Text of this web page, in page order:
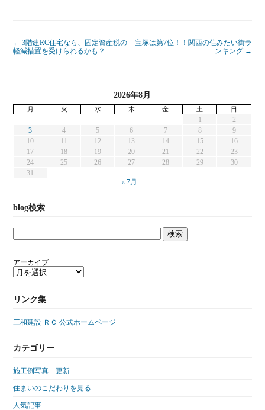
← 3階建RC住宅なら、固定資産税の
軽減措置を受けられるかも？
宝塚は第7位！！関西の住みたい街ラ
ンキング →
2026年8月
月 火 水 木 金 土 日
1
2
3
4 5 6 7 8
9
10
11 12 13 14 15
16
17
18 19 20 21 22
23
24
25 26 27 28 29
30
31
« 7月
blog検索
アーカイブ
リンク集
三和建設 ＲＣ 公式ホームページ
カテゴリー
施工例写真 更新
住まいのこだわりを見る
人気記事